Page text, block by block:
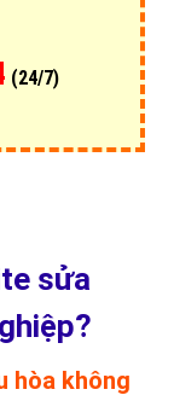
(24/7)
sửa
hòa không